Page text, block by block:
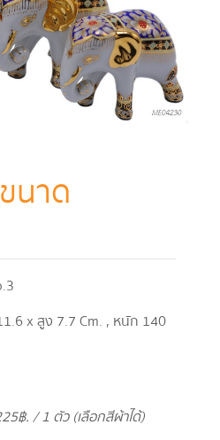
นาด
x สูง 7.7 Cm. , หนัก 140
฿. / 1 ตัว (เลือกสีผ้าได้)